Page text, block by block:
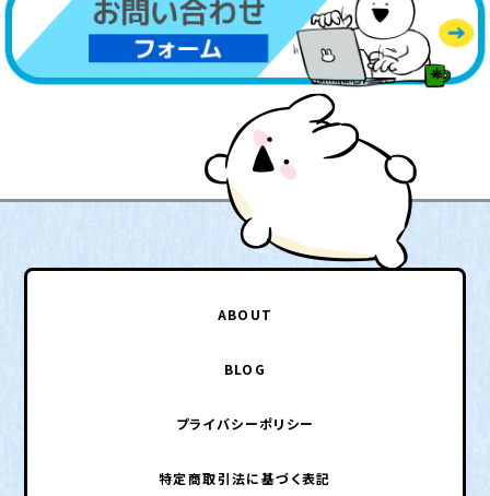
ABOUT
BLOG
プライバシーポリシー
特定商取引法に基づく表記